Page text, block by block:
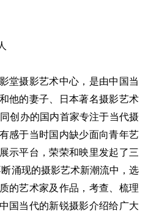
堂摄影艺术中心，是由中国当
他的妻子、日本著名摄影艺术
创办的国内首家专注于当代摄
感于当时国内缺少面向青年艺
示平台，荣荣和映里发起了三
涌现的摄影艺术新潮流中，选
的艺术家及作品，考查、梳理
国当代的新锐摄影介绍给广大